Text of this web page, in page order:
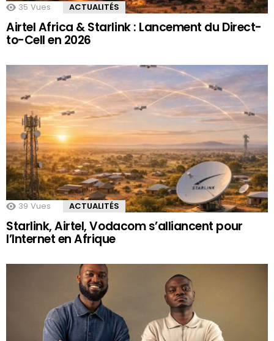
35 Vues ACTUALITÉS
Airtel Africa & Starlink : Lancement du Direct-
to-Cell en 2026
39 Vues ACTUALITÉS
Starlink, Airtel, Vodacom s’alliancent pour
l’Internet en Afrique